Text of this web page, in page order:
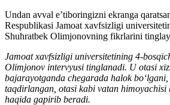
Undan avval eʼtiboringizni ekranga
Respublikasi Jamoat xavfsizligi
Shuhratbek Olimjonovning fikrlarini
Jamoat xavfsizligi universitetining 4-
Olimjonov intervyusi tinglanadi. U otasi
bajarayotganda chegarada halok
taqdirlangan, otasi kabi vatan himoyachisi
haqida gapirib beradi.